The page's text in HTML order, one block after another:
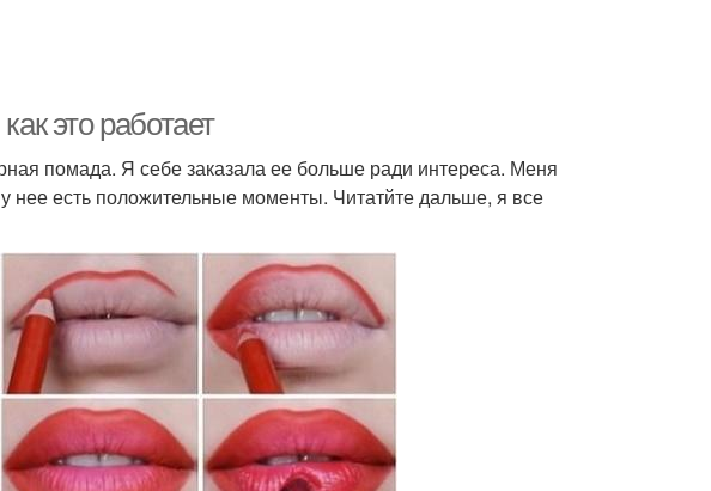
это работает
помада. Я себе заказала ее больше ради интереса. Меня
нее есть положительные моменты. Читатйте дальше, я все